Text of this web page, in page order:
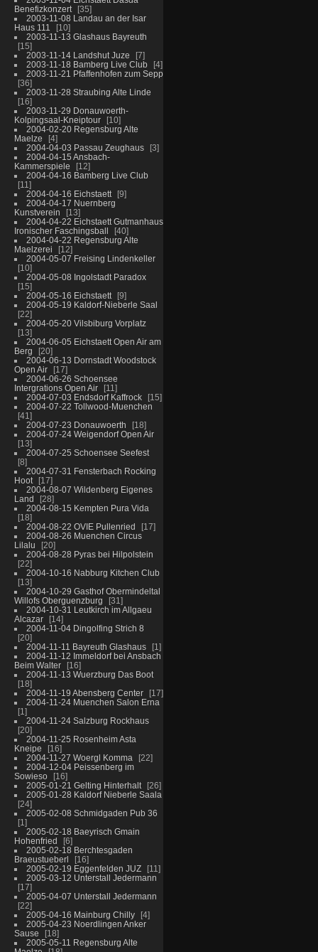
Benefizkonzert
35
2003-11-08 Landau an der Isar
Haus 111
10
2003-11-13 Glashaus Bayreuth
15
2003-11-14 Landshut Juze
7
2003-11-18 Bamberg Live Club
4
2003-11-21 Pfaffenhofen zum Sepp
36
2003-11-28 Straubing Alte Linde
16
2003-11-29 Donauwoerth-
Kolpingsaal-Kneiptour
10
2004-02-20 Regensburg Alte
Maelze
4
2004-04-03 Passau Zeughaus
3
2004-04-15 Ansbach-
Kammerspiele
12
2004-04-16 Bamberg Live Club
11
2004-04-16 Eichstaett
9
2004-04-17 Nuernberg
Kunstverein
13
2004-04-22 Eichstaett Gutmanhaus
Ironischer Faschingsball
40
2004-04-22 Regensburg Alte
Maelzerei
12
2004-05-07 Freising Lindenkeller
10
2004-05-08 Ingolstadt Paradox
15
2004-05-16 Eichstaett
9
2004-05-19 Kaldorf-Nieberle Saal
22
2004-05-20 Vilsbiburg Vorplatz
13
2004-06-05 Eichstaett Open Air am
Berg
20
2004-06-13 Dornstadt Woodstock
Open Air
17
2004-06-26 Schoensee
Intergrations Open Air
11
2004-07-03 Endsdorf Kaffrock
15
2004-07-22 Tollwood-Muenchen
41
2004-07-23 Donauwoerth
18
2004-07-24 Weigendorf Open Air
13
2004-07-25 Schoensee Seefest
8
2004-07-31 Fensterbach Rocking
Hoot
17
2004-08-07 Wildenberg Eigenes
Land
28
2004-08-15 Kempten Pura Vida
18
2004-08-22 OVIE Pullenried
17
2004-08-26 Muenchen Circus
Lilalu
20
2004-08-28 Pyras bei Hilpolstein
22
2004-10-16 Nabburg Kitchen Club
13
2004-10-29 Gasthof Obermindeltal
Willofs Oberguenzburg
31
2004-10-31 Leutkirch im Allgaeu
Alcazar
14
2004-11-04 Dingolfing Strich 8
20
2004-11-11 Bayreuth Glashaus
1
2004-11-12 Immeldorf bei Ansbach
Beim Walter
16
2004-11-13 Wuerzburg Das Boot
18
2004-11-19 Abensberg Center
17
2004-11-24 Muenchen Salon Erna
1
2004-11-24 Salzburg Rockhaus
20
2004-11-25 Rosenheim Asta
Kneipe
16
2004-11-27 Woergl Komma
22
2004-12-04 Peissenberg im
Sowieso
16
2005-01-21 Gelting Hinterhalt
26
2005-01-28 Kaldorf Nieberle Saala
24
2005-02-08 Schmidgaden Pub 36
1
2005-02-18 Baeyrisch Gmain
Hohenfried
6
2005-02-18 Berchtesgaden
Braeustueberl
16
2005-02-19 Eggenfelden JUZ
11
2005-03-12 Unterstall Jedermann
17
2005-04-07 Unterstall Jedermann
22
2005-04-16 Mainburg Chilly
4
2005-04-23 Noerdlingen Anker
Sause
18
2005-05-11 Regensburg Alte